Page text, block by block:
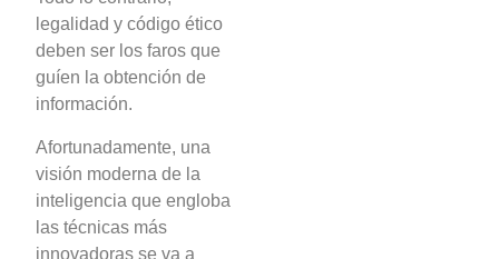
legalidad y código ético
deben ser los faros que
guíen la obtención de
información.
Afortunadamente, una
visión moderna de la
inteligencia que engloba
las técnicas más
innovadoras se va a